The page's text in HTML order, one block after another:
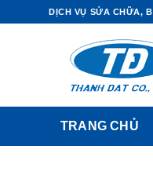
DỊCH VỤ SỬA CHỮA,
TRANG CHỦ